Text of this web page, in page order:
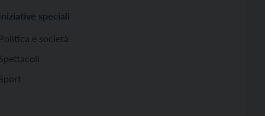
Iniziative speciali
Politica e società